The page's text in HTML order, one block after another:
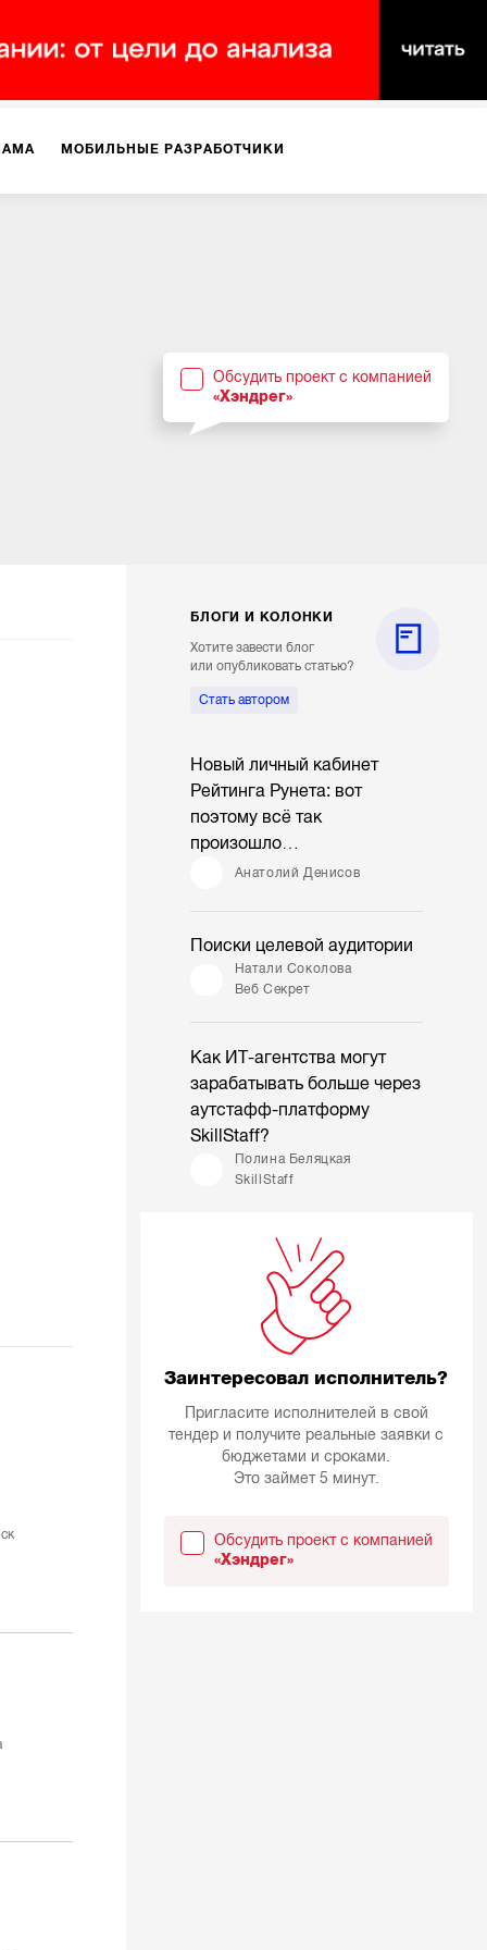
МОБИЛЬНЫЕ РАЗРАБОТЧИКИ
Обсудить проект с компанией
«Хэндрег»
БЛОГИ И КОЛОНКИ
Хотите завести блог
или опубликовать статью?
Стать автором
Новый личный кабинет
Рейтинга Рунета: вот
поэтому всё так
произошло…
Анатолий Денисов
Поиски целевой аудитории
Натали Соколова
Веб Секрет
Как ИТ-агентства могут
зарабатывать больше через
аутстафф-платформу
SkillStaff?
Полина Беляцкая
SkillStaff
Заинтересовал исполнитель?
Пригласите исполнителей в свой
тендер и получите реальные заявки с
бюджетами и сроками.
Это займет 5 минут.
Обсудить проект с компанией
«Хэндрег»